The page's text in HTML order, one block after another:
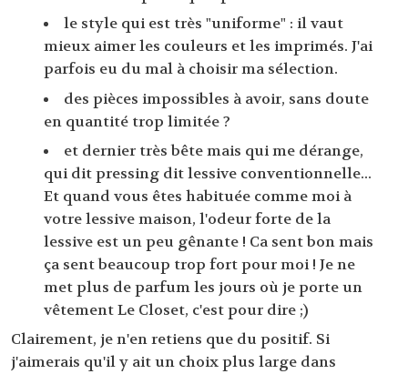
le style qui est très "uniforme" : il vaut
mieux aimer les couleurs et les imprimés. J'ai
parfois eu du mal à choisir ma sélection.
des pièces impossibles à avoir, sans doute
en quantité trop limitée ?
et dernier très bête mais qui me dérange,
qui dit pressing dit lessive conventionnelle...
Et quand vous êtes habituée comme moi à
votre lessive maison, l'odeur forte de la
lessive est un peu gênante ! Ca sent bon mais
ça sent beaucoup trop fort pour moi ! Je ne
met plus de parfum les jours où je porte un
vêtement Le Closet, c'est pour dire ;)
Clairement, je n'en retiens que du positif. Si
j'aimerais qu'il y ait un choix plus large dans